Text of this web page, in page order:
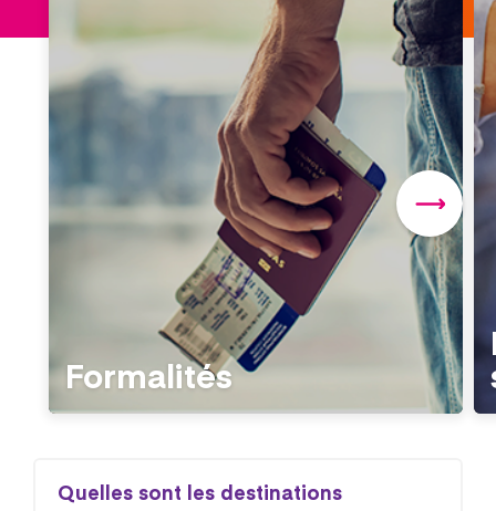
Formalités
Quelles sont les destinations